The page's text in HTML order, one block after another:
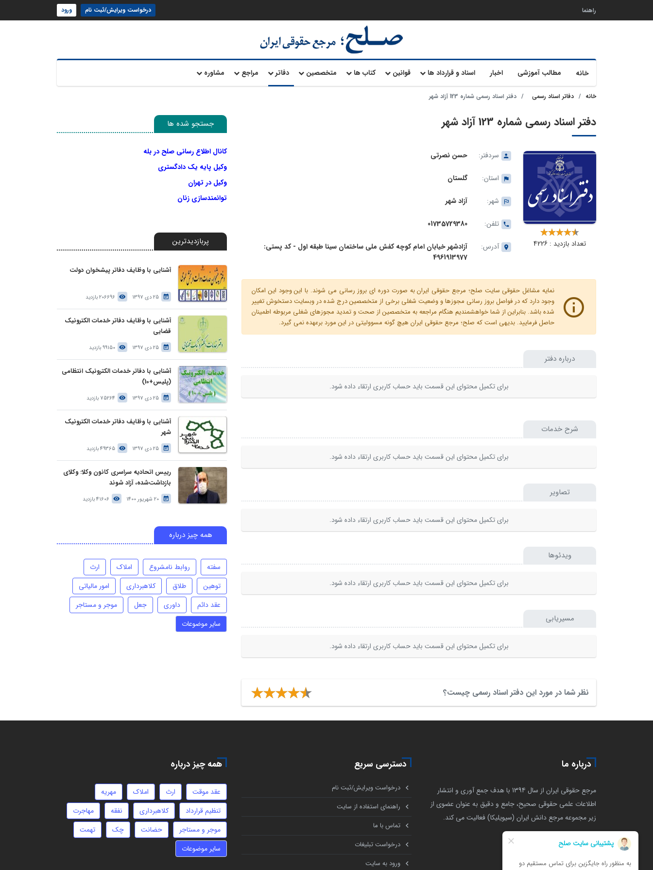
راهنما درخواست ویرایش/ثبت نام ورود
خانه مطالب آموزشی اخبار اسناد و قرارداد ها قوانین کتاب ها متخصصین دفاتر مراجع مشاوره
خانه دفاتر اسناد رسمی دفتر اسناد رسمی شماره 123 آزاد شهر
دفتر اسناد رسمی شماره 123 آزاد شهر
تعداد بازدید : 4226
سردفتر: حسن نصرتی
استان: گلستان
شهر: آزاد شهر
تلفن: 01735729380
آدرس:
آزادشهر خیابان امام کوچه کفش ملی ساختمان سینا طبقه اول - کد پستی:
4961913977
نمایه مشاغل حقوقی سایت صلح؛ مرجع حقوقی ایران به صورت دوره ای بروز رسانی می شوند. با این وجود این امکان
وجود دارد که در فواصل بروز رسانی مجوزها و وضعیت شغلی برخی از متخصصین درج شده در وبسایت دستخوش تغییر
شده باشد. بنابراین از شما خواهشمندیم هنگام مراجعه به متخصصین از صحت و تمدید مجوزهای شغلی مربوطه اطمینان
حاصل فرمایید. بدیهی است که صلح؛ مرجع حقوقی ایران هیچ گونه مسوولیتی در این مورد برعهده نمی گیرد.
درباره دفتر
برای تکمیل محتوای این قسمت باید حساب کاربری ارتقاء داده شود.
شرح خدمات
برای تکمیل محتوای این قسمت باید حساب کاربری ارتقاء داده شود.
تصاویر
برای تکمیل محتوای این قسمت باید حساب کاربری ارتقاء داده شود.
ویدئوها
برای تکمیل محتوای این قسمت باید حساب کاربری ارتقاء داده شود.
مسیریابی
برای تکمیل محتوای این قسمت باید حساب کاربری ارتقاء داده شود.
نظر شما در مورد این دفتر اسناد رسمی چیست؟
جستجو شده ها
کانال اطلاع رسانی صلح در بله
وکیل پایه یک دادگستری
وکیل در تهران
توانمندسازی زنان
پربازدیدترین
آشنایی با وظایف دفاتر پیشخوان دولت
25 دی 1397 206696 بازدید
آشنایی با وظایف دفاتر خدمات الکترونیک
قضایی
25 دی 1397 99150 بازدید
آشنایی با دفاتر خدمات الکترونیک انتظامی
(پلیس+10)
25 دی 1397 75264 بازدید
آشنایی با وظایف دفاتر خدمات الکترونیک
شهر
25 دی 1397 49365 بازدید
رییس اتحادیه سراسری کانون وکلا: وکلای
بازداشت‌شده، آزاد شوند
20 شهریور 1400 41606 بازدید
همه چیز درباره
سفته روابط نامشروع املاک
ارث
توهین
طلاق کلاهبرداری
امور مالیاتی
عقد دائم
داوری جعل
موجر و مستاجر
سایر موضوعات
درباره ما
مرجع حقوقی ایران از سال 1394 با هدف جمع آوری و انتشار
اطلاعات علمی حقوقی صحیح، جامع و دقیق به عنوان عضوی از
زیر مجموعه مرجع دانش ایران (سیویلیکا) فعالیت می کند.
دسترسی سریع
درخواست ویرایش/ثبت نام
راهنمای استفاده از سایت
تماس با ما
درخواست تبلیغات
ورود به سایت
همه چیز درباره
عقد موقت ارث املاک
مهریه
تنظیم قرارداد
کلاهبرداری نفقه
مهاجرت
موجر و مستاجر
حضانت چک
تهمت
سایر موضوعات